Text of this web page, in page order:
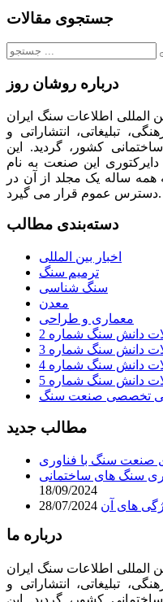
جستجوی مقالات
جستجو
درباره روشان روز
اطلاعات سنگ ایران
فرهنگی، تبلیغاتی، انتشاراتی و
کشور، گردید. این
این صنعت به نام
ساله یک مجلد از آن در
دسترس عموم قرار می گیرد.
دسته‌بندی مطالب
اخبار بین المللی
ترمیم سنگ
سنگ شناسی
معدن
معماری و طراحی
دانش سنگ شماره 2
دانش سنگ شماره 3
دانش سنگ شماره 4
دانش سنگ شماره 5
تخصصی صنعت سنگ
مطالب جدید
سنگ های ساختمانی
18/09/2024
های آن 28/07/2024
درباره ما
اطلاعات سنگ ایران
فرهنگی، تبلیغاتی، انتشاراتی و
کشور، گردید. این